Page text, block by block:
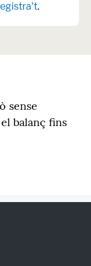
.
sense
balanç fins